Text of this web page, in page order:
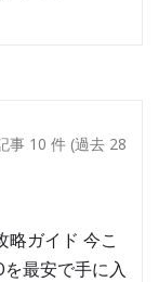
事 10 件 (過去 28
略ガイド 今こ
最安で手に入